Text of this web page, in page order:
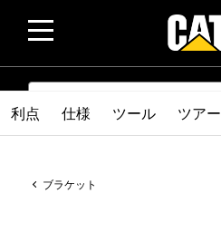
SEARCH
ブラケット
利点 仕様 ツール ツアー